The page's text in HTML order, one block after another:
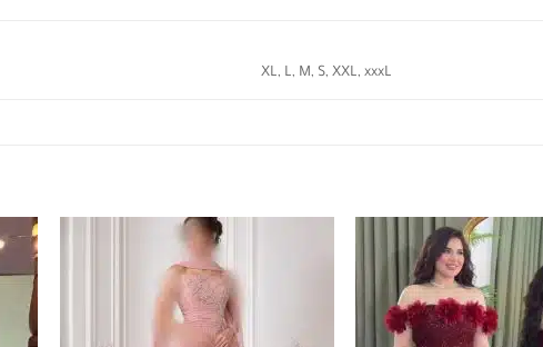
XL, L, M, S, XXL, xxxL